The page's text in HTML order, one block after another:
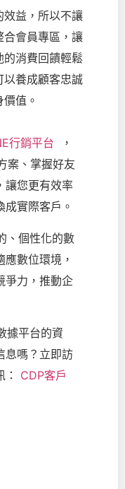
效益，所以不讓
合會員專區，讓
的消費回饋輕鬆
以養成顧客忠誠
值。
行銷平台 ，
案、掌握好友
讓您更有效率
實際客戶。
、個性化的數
數位環境，
爭力，推動企
據平台的資
息嗎？立即訪
CDP客戶